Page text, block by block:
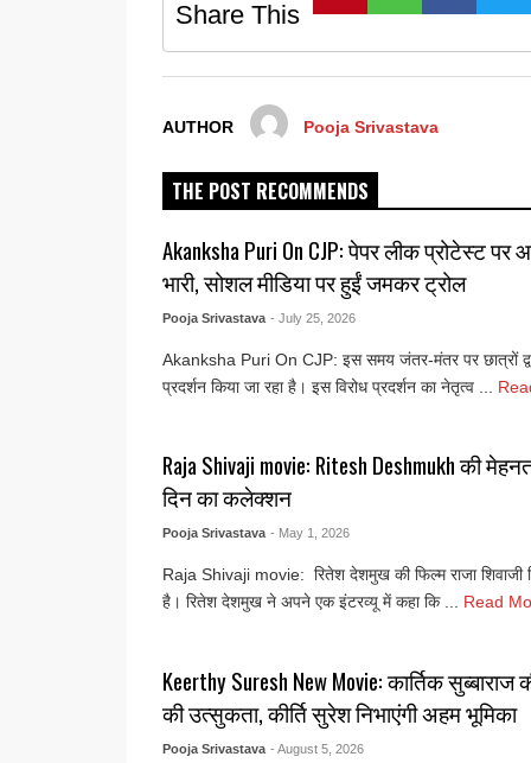
Share This
AUTHOR Pooja Srivastava
THE POST RECOMMENDS
Akanksha Puri On CJP: पेपर लीक प्रोटेस्ट पर
भारी, सोशल मीडिया पर हुईं जमकर ट्रोल
Pooja Srivastava - July 25, 2026
Akanksha Puri On CJP: इस समय जंतर-मंतर पर छात्रों
प्रदर्शन किया जा रहा है। इस विरोध प्रदर्शन का नेतृत्व ...
Raja Shivaji movie: Ritesh Deshmukh की
दिन का कलेक्शन
Pooja Srivastava - May 1, 2026
Raja Shivaji movie: रितेश देशमुख की फिल्म राजा शिवाजी
है। रितेश देशमुख ने अपने एक इंटरव्यू में कहा कि ... Read
Keerthy Suresh New Movie: कार्तिक
की उत्सुकता, कीर्ति सुरेश निभाएंगी अहम भूमिका
Pooja Srivastava - August 5, 2026